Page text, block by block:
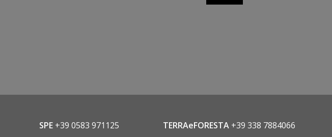
SPE +39 0583 971125 TERRAeFORESTA +39 338 7884066